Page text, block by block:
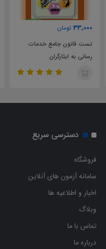
60,000
مجموعه تست کتاب ولایت
فقیه
دسترسی سریع
فروشگاه
سامانه آزمون های آنلاین
اخبار و اطلاعیه ها
وبلاگ
تماس با ما
درباره ما